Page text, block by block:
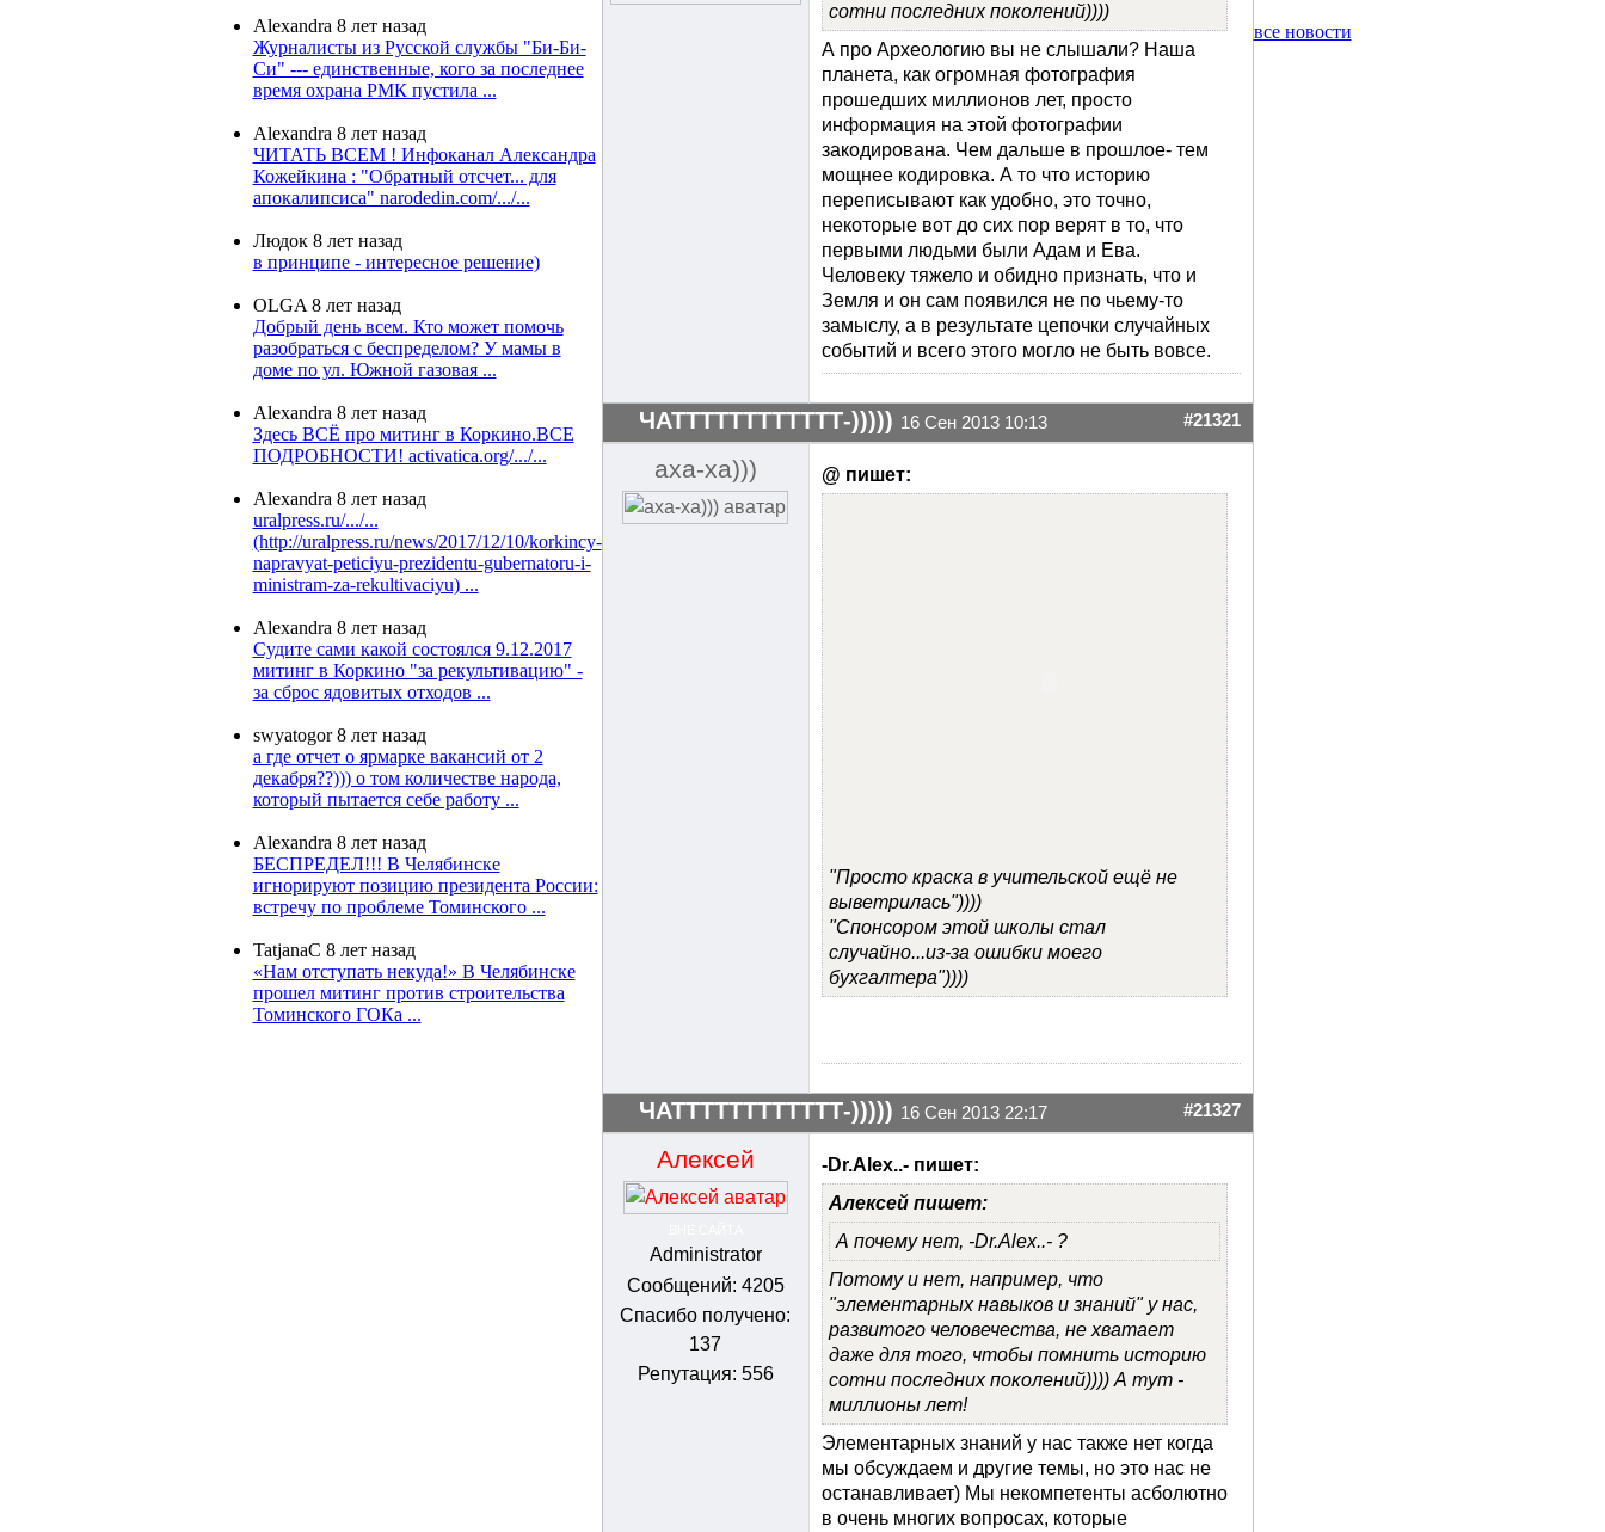
Alexandra 8 лет назад
Журналисты из Русской службы "Би-Би-
Си" --- единственные, кого за последнее
время охрана РМК пустила ...
Alexandra 8 лет назад
ЧИТАТЬ ВСЕМ ! Инфоканал Александра
Кожейкина : "Обратный отсчет... для
апокалипсиса" narodedin.com/.../...
Людок 8 лет назад
в принципе - интересное решение)
OLGA 8 лет назад
Добрый день всем. Кто может помочь
разобраться с беспределом? У мамы в
доме по ул. Южной газовая ...
Alexandra 8 лет назад
Здесь ВСЁ про митинг в Коркино.ВСЕ
ПОДРОБНОСТИ! activatica.org/.../...
Alexandra 8 лет назад
uralpress.ru/.../...
(http://uralpress.ru/news/2017/12/10/korkincy-
napravyat-peticiyu-prezidentu-gubernatoru-i-
ministram-za-rekultivaciyu) ...
Alexandra 8 лет назад
Судите сами какой состоялся 9.12.2017
митинг в Коркино "за рекультивацию" -
за сброс ядовитых отходов ...
swyatogor 8 лет назад
а где отчет о ярмарке вакансий от 2
декабря??))) о том количестве народа,
который пытается себе работу ...
Alexandra 8 лет назад
БЕСПРЕДЕЛ!!! В Челябинске
игнорируют позицию президента России:
встречу по проблеме Томинского ...
TatjanaC 8 лет назад
«Нам отступать некуда!» В Челябинске
прошел митинг против строительства
Томинского ГОКа ...
сотни последних поколений))))
А про Археологию вы не слышали? Наша
планета, как огромная фотография
прошедших миллионов лет, просто
информация на этой фотографии
закодирована. Чем дальше в прошлое- тем
мощнее кодировка. А то что историю
переписывают как удобно, это точно,
некоторые вот до сих пор верят в то, что
первыми людьми были Адам и Ева.
Человеку тяжело и обидно признать, что и
Земля и он сам появился не по чьему-то
замыслу, а в результате цепочки случайных
событий и всего этого могло не быть вовсе.
ЧАТТТТТТТТТТТТ-))))) 16 Сен 2013 10:13 #21321
аха-ха))) @ пишет:
"Просто краска в учительской ещё не
выветрилась"))))
"Спонсором этой школы стал
случайно...из-за ошибки моего
бухгалтера"))))
ЧАТТТТТТТТТТТТ-))))) 16 Сен 2013 22:17 #21327
Алексей
Administrator
Сообщений: 4205
Спасибо получено:
137
Репутация: 556
-Dr.Alex..- пишет:
Алексей пишет:
А почему нет, -Dr.Alex..- ?
Потому и нет, например, что
"элементарных навыков и знаний" у нас,
развитого человечества, не хватает
даже для того, чтобы помнить историю
сотни последних поколений)))) А тут -
миллионы лет!
Элементарных знаний у нас также нет когда
мы обсуждаем и другие темы, но это нас не
останавливает) Мы некомпетенты асболютно
в очень многих вопросах, которые
все новости